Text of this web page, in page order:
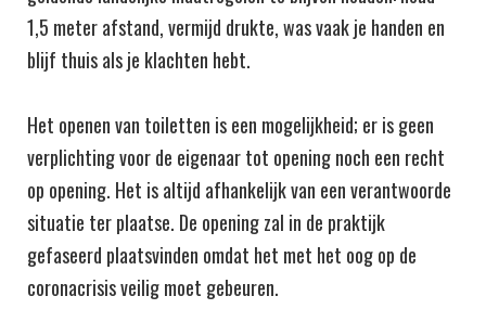
1,5 meter afstand, vermijd drukte, was vaak je handen en
blijf thuis als je klachten hebt.
Het openen van toiletten is een mogelijkheid; er is geen
verplichting voor de eigenaar tot opening noch een recht
op opening. Het is altijd afhankelijk van een verantwoorde
situatie ter plaatse. De opening zal in de praktijk
gefaseerd plaatsvinden omdat het met het oog op de
coronacrisis veilig moet gebeuren.